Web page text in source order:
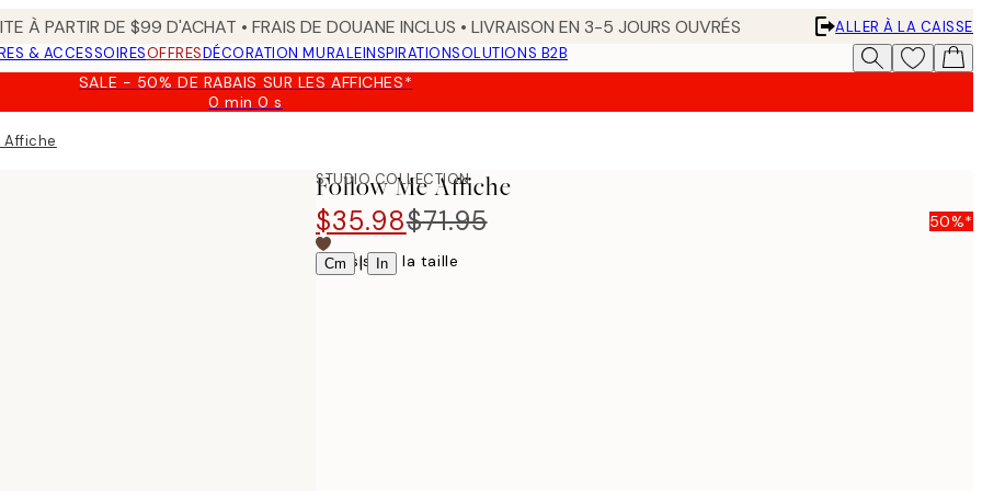
À PARTIR DE $99 D'ACHAT • FRAIS DE DOUANE INCLUS • LIVRAISON EN 3-5 JOURS OUVRÉS
ALLER À LA CAISSE
& ACCESSOIRESOFFRESDÉCORATION MURALEINSPIRATIONSOLUTIONS B2B
SALE - 50% DE RABAIS SUR LES AFFICHES*
0 min0 s
Valable
Affiche
STUDIO COLLECTION
Follow Me Affiche
$35.98$71.95 50%*
Cm | In
Choisissez la taille